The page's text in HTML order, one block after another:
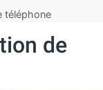
téléphone
de